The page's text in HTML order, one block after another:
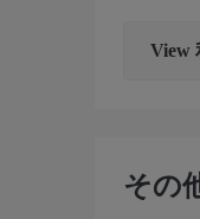
View
その